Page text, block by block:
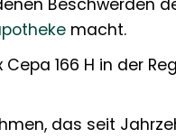
Beschwerden
macht.
166 H in der
das seit